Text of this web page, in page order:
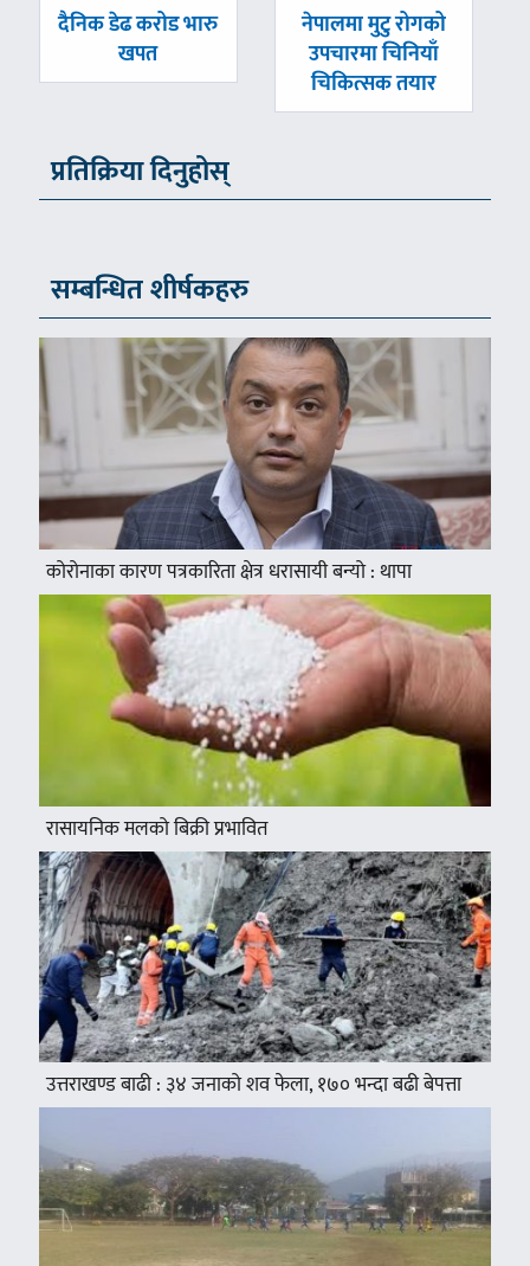
पछिल्लाे
दैनिक डेढ करोड भारु
खपत
अघिल्लाे
नेपालमा मुटु रोगको
उपचारमा चिनियाँ
चिकित्सक तयार
प्रतिक्रिया दिनुहोस्
सम्बन्धित शीर्षकहरु
कोरोनाका कारण पत्रकारिता क्षेत्र धरासायी बन्यो : थापा
रासायनिक मलको बिक्री प्रभावित
उत्तराखण्ड बाढी : ३४ जनाको शव फेला, १७० भन्दा बढी बेपत्ता